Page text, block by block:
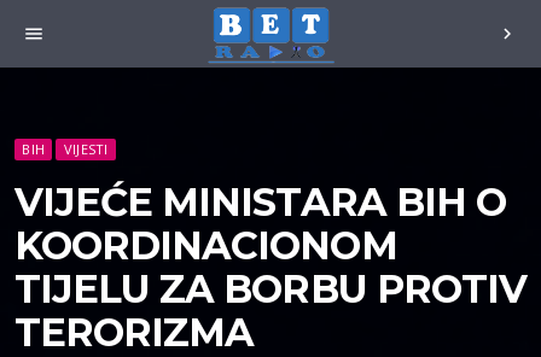
menu chevron_right
BIH VIJESTI
VIJEĆE MINISTARA BIH O
KOORDINACIONOM
TIJELU ZA BORBU PROTIV
TERORIZMA